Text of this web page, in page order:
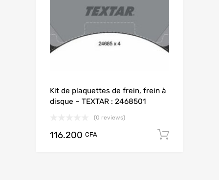
Kit de plaquettes de frein, frein à
disque – TEXTAR : 2468501
(0 reviews)
116.200 CFA